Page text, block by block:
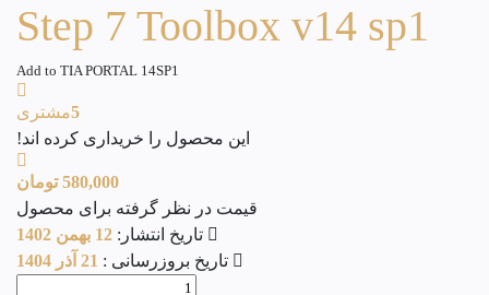
Step 7 Toolbox v14 sp1
Add to TIA PORTAL 14SP1
5مشتری
این محصول را خریداری کرده اند!
580,000 تومان
قیمت در نظر گرفته برای محصول
تاریخ انتشار: 12 بهمن 1402
تاریخ بروزرسانی : 21 آذر 1404
نرم